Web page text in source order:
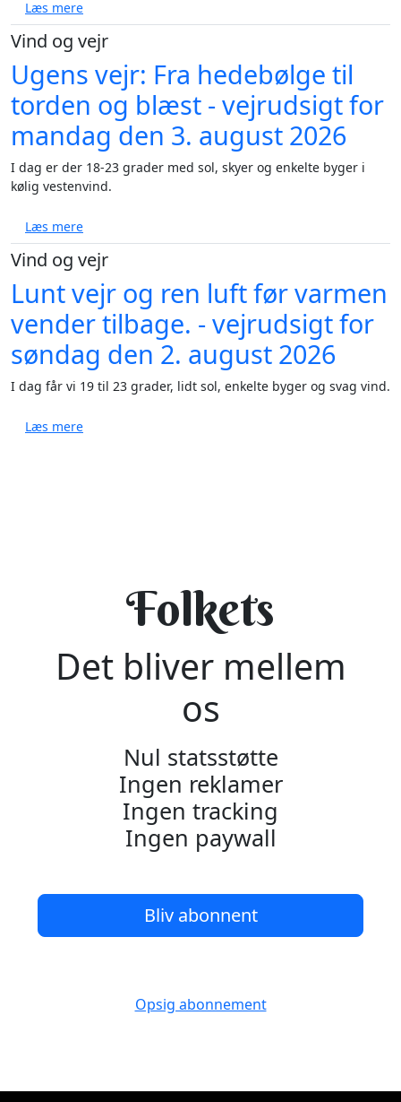
Læs mereom Varme, kraftige byger og tropenat i vente -
Vind og vejr
Ugens vejr: Fra hedebølge til
torden og blæst - vejrudsigt for
mandag den 3. august 2026
I dag er der 18-23 grader med sol, skyer og enkelte byger i
kølig vestenvind.
Læs mereom Ugens vejr: Fra hedebølge til torden og blæst -
Vind og vejr
Lunt vejr og ren luft før varmen
vender tilbage. - vejrudsigt for
søndag den 2. august 2026
I dag får vi 19 til 23 grader, lidt sol, enkelte byger og svag vind.
Læs mereom Lunt vejr og ren luft før varmen vender tilbage.
Folkets
Det bliver mellem
os
Nul statsstøtte
Ingen reklamer
Ingen tracking
Ingen paywall
Bliv abonnent
Opsig abonnement